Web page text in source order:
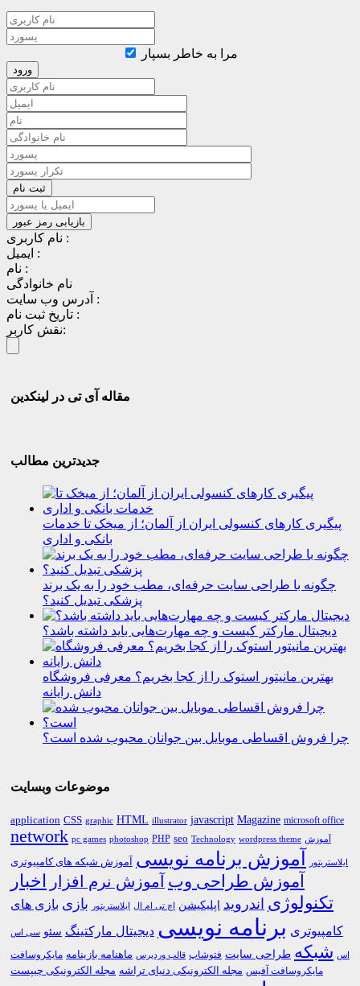
مرا به خاطر بسپار
نام کاربری :
ایمیل :
نام :
نام خانوادگی
آدرس وب سایت :
تاریخ ثبت نام :
نقش کاربر:
مقاله آی تی در لینکدین
جدیدترین مطالب
پیگیری کارهای کنسولی ایران از آلمان؛ از میخک تا خدمات
بانکی و اداری
چگونه با طراحی سایت حرفه‌ای، مطب خود را به یک برند
پزشکی تبدیل کنید؟
دیجیتال مارکتر کیست و چه مهارت‌هایی باید داشته باشد؟
بهترین مانیتور استوک را از کجا بخریم؟ معرفی فروشگاه
دانش رایانه
چرا فروش اقساطی موبایل بین جوانان محبوب شده است؟
موضوعات وبسایت
application CSS graphic HTML illustrator javascript Magazine microsoft office
network pc games photoshop PHP seo Technology wordpress theme آموزش
ایلاستریتور آموزش برنامه نویسی آموزش شبکه های کامپیوتری
آموزش طراحی وب آموزش نرم افزار اخبار
تکنولوژی اندروید اپلیکیشن اچ تی ام ال ایلاستریتور بازی بازی های
کامپیوتری برنامه نویسی دیجیتال مارکتینگ سئو سی اس
اس شبکه طراحی سایت فتوشاپ قالب وردپرس ماهنامه بازینامه مایکروسافت
مایکروسافت آفیس مجله الکترونیکی دنیای تراشه مجله الکترونیکی چیپست